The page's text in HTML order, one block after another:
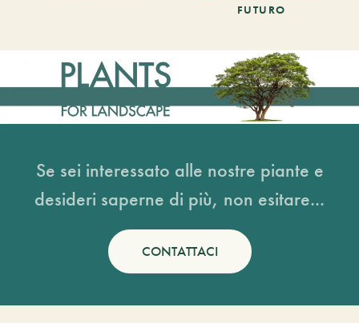
FUTURO
Se sei interessato alle nostre piante e
desideri saperne di più, non esitare...
CONTATTACI